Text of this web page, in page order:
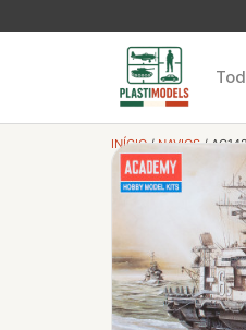
INÍCIO/NAVIOS/